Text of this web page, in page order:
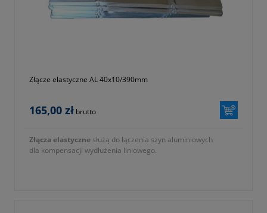
Złącze elastyczne AL 40x10/390mm
165,00 zł brutto
Złącza elastyczne służą do łączenia szyn aluminiowych
dla kompensacji wydłużenia liniowego.